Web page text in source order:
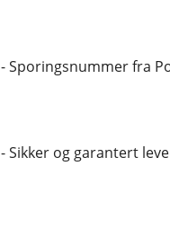
- Sporingsnummer fra
- Sikker og garantert